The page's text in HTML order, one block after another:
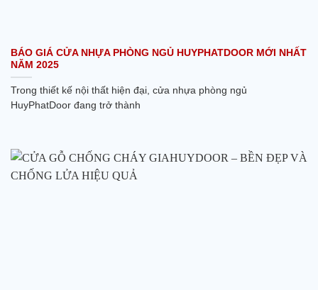
BÁO GIÁ CỬA NHỰA PHÒNG NGỦ HUYPHATDOOR MỚI NHẤT
NĂM 2025
Trong thiết kế nội thất hiện đại, cửa nhựa phòng ngủ
HuyPhatDoor đang trở thành